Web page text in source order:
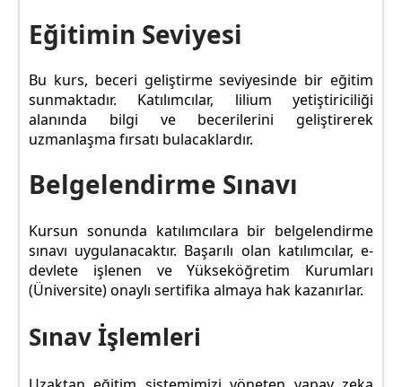
Eğitimin Seviyesi
Bu kurs, beceri geliştirme seviyesinde bir eğitim
sunmaktadır. Katılımcılar, lilium yetiştiriciliği
alanında bilgi ve becerilerini geliştirerek
uzmanlaşma fırsatı bulacaklardır.
Belgelendirme Sınavı
Kursun sonunda katılımcılara bir belgelendirme
sınavı uygulanacaktır. Başarılı olan katılımcılar, e-
devlete işlenen ve Yükseköğretim Kurumları
(Üniversite) onaylı sertifika almaya hak kazanırlar.
Sınav İşlemleri